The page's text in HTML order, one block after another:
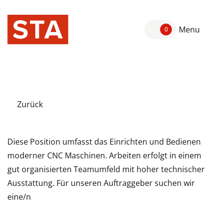
0 Menu
Zurück
Diese Position umfasst das Einrichten und Bedienen
moderner CNC Maschinen. Arbeiten erfolgt in einem
gut organisierten Teamumfeld mit hoher technischer
Ausstattung. Für unseren Auftraggeber suchen wir
eine/n